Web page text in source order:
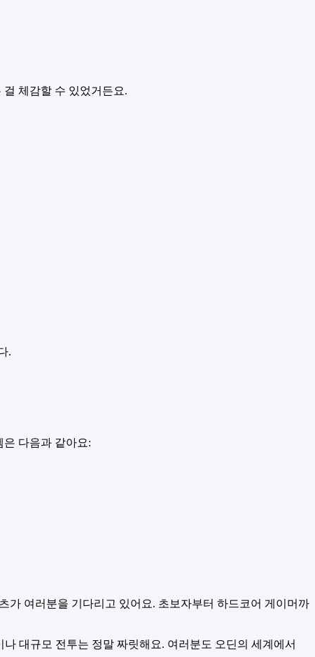
체감할 수 있었거든요.
.
다음과 같아요:
가 여러분을 기다리고 있어요. 초보자부터 하드코어 게이머까
대규모 전투는 정말 짜릿해요. 여러분도 오딘의 세계에서